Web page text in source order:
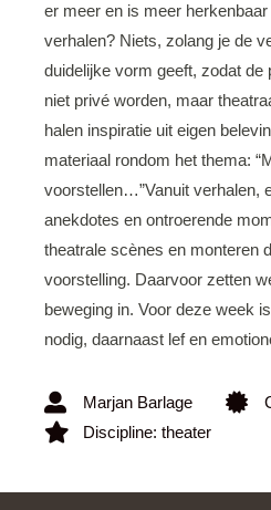
er meer en is meer
verhalen? Niets, zolang je de
duidelijke vorm geeft, zodat de
niet privé worden, maar
halen inspiratie uit eigen
materiaal rondom het thema:
voorstellen…”Vanuit verhalen,
anekdotes en ontroerende
theatrale scènes en monteren
voorstelling. Daarvoor zetten
beweging in. Voor deze week
nodig, daarnaast lef en
Marjan Barlage
Discipline: theater